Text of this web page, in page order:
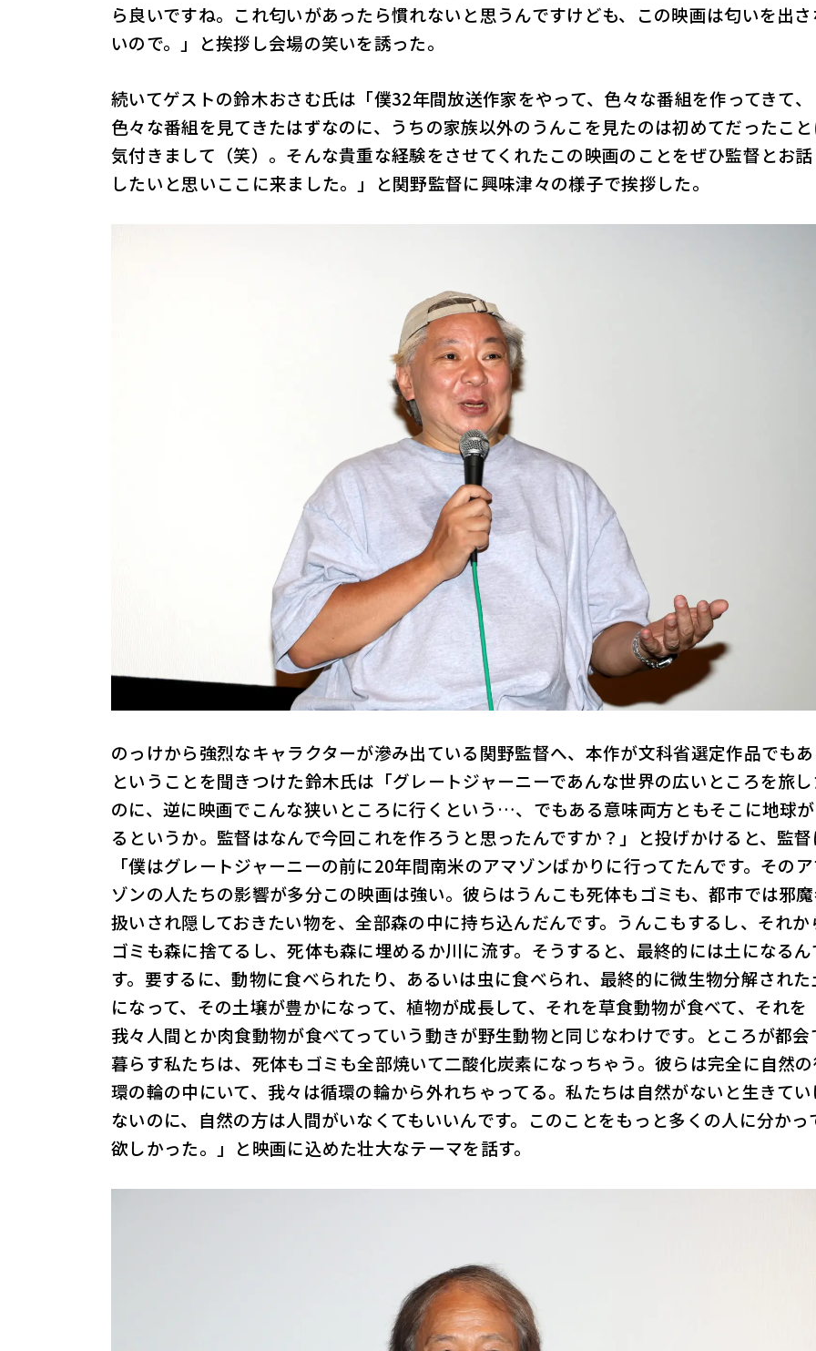
ら良いですね。これ匂いがあったら慣れないと思うんですけども、この映画は匂いを出
いので。」と挨拶し会場の笑いを誘った。
続いてゲストの鈴木おさむ氏は「僕32年間放送作家をやって、色々な番組を作ってきて、
色々な番組を見てきたはずなのに、うちの家族以外のうんこを見たのは初めてだったこ
気付きまして（笑）。そんな貴重な経験をさせてくれたこの映画のことをぜひ監督とお
したいと思いここに来ました。」と関野監督に興味津々の様子で挨拶した。
のっけから強烈なキャラクターが滲み出ている関野監督へ、本作が文科省選定作品でも
ということを聞きつけた鈴木氏は「グレートジャーニーであんな世界の広いところを旅
のに、逆に映画でこんな狭いところに行くという…、でもある意味両方ともそこに地球
るというか。監督はなんで今回これを作ろうと思ったんですか？」と投げかけると、監
「僕はグレートジャーニーの前に20年間南米のアマゾンばかりに行ってたんです。その
ゾンの人たちの影響が多分この映画は強い。彼らはうんこも死体もゴミも、都市では邪
扱いされ隠しておきたい物を、全部森の中に持ち込んだんです。うんこもするし、それか
ゴミも森に捨てるし、死体も森に埋めるか川に流す。そうすると、最終的には土になるん
す。要するに、動物に食べられたり、あるいは虫に食べられ、最終的に微生物分解された
になって、その土壌が豊かになって、植物が成長して、それを草食動物が食べて、それを
我々人間とか肉食動物が食べてっていう動きが野生動物と同じなわけです。ところが都会
暮らす私たちは、死体もゴミも全部焼いて二酸化炭素になっちゃう。彼らは完全に自然
環の輪の中にいて、我々は循環の輪から外れちゃってる。私たちは自然がないと生きて
ないのに、自然の方は人間がいなくてもいいんです。このことをもっと多くの人に分かっ
欲しかった。」と映画に込めた壮大なテーマを話す。